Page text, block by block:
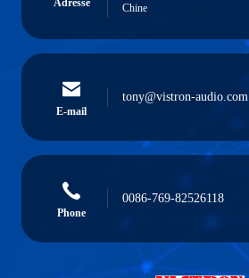
Adresse
Chine
E-mail
tony@vistron-audio.com
Phone
0086-769-82526118